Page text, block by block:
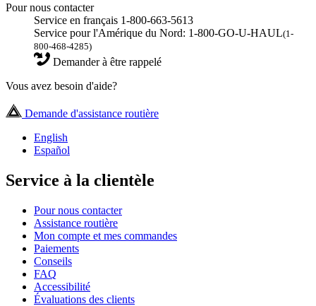
Pour nous contacter
Service en français 1-800-663-5613
Service pour l'Amérique du Nord: 1-800-GO-U-HAUL(1-
800-468-4285)
Demander à être rappelé
Vous avez besoin d'aide?
Demande d'assistance routière
English
Español
Service à la clientèle
Pour nous contacter
Assistance routière
Mon compte et mes commandes
Paiements
Conseils
FAQ
Accessibilité
Évaluations des clients